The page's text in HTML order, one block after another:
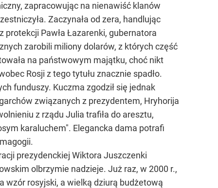
zapracowując na nienawiść klanów
Zaczynała od zera, handlując
Pawła Łazarenki, gubernatora
zarobili miliony dolarów, z których część
na państwowym majątku, choć nikt
Rosji z tego tytułu znacznie spadło.
funduszy. Kuczma zgodził się jednak
związanych z prezydentem, Hryhorija
z rządu Julia trafiła do aresztu,
karaluchem". Elegancka dama potrafi
prezydenckiej Wiktora Juszczenki
olbrzymie nadzieje. Już raz, w 2000 r.,
wzór rosyjski, a wielką dziurą budżetową